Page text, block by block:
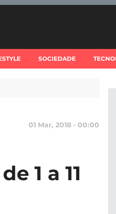
SOCIEDADE
01 Mar, 2018 - 00:00
1 a 11